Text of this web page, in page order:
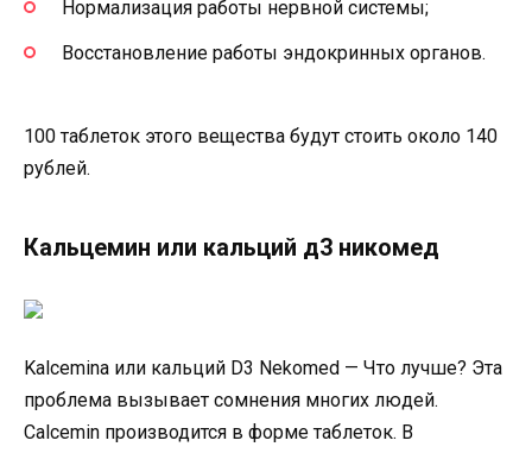
Нормализация работы нервной системы;
Восстановление работы эндокринных органов.
100 таблеток этого вещества будут стоить около 140
рублей.
Кальцемин или кальций д3 никомед
Kalcemina или кальций D3 Nekomed — Что лучше? Эта
проблема вызывает сомнения многих людей.
Calcemin производится в форме таблеток. В